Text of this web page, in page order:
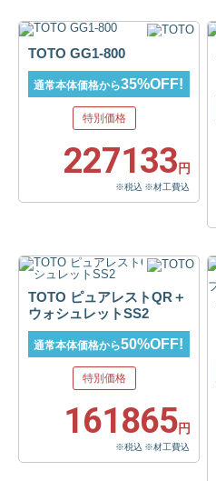
TOTO GG1-800
通常本体価格から35%OFF!
特別価格
227133 円
※税込 ※材工費込
TOTO ピュアレストQR＋
ウォシュレットSS2
通常本体価格から50%OFF!
特別価格
161865円
※税込 ※材工費込